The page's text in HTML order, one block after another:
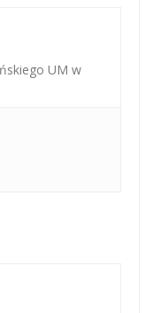
UM w